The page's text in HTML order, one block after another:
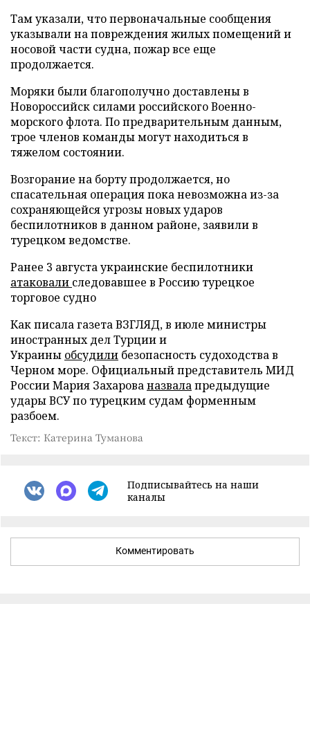
Там указали, что первоначальные сообщения
указывали на повреждения жилых помещений и
носовой части судна, пожар все еще
продолжается.
Моряки были благополучно доставлены в
Новороссийск силами российского Военно-
морского флота. По предварительным данным,
трое членов команды могут находиться в
тяжелом состоянии.
Возгорание на борту продолжается, но
спасательная операция пока невозможна из-за
сохраняющейся угрозы новых ударов
беспилотников в данном районе, заявили в
турецком ведомстве.
Ранее 3 августа украинские беспилотники
атаковали следовавшее в Россию турецкое
торговое судно
Как писала газета ВЗГЛЯД, в июле министры
иностранных дел Турции и
Украины обсудили безопасность судоходства в
Черном море. Официальный представитель МИД
России Мария Захарованазвалапредыдущие
удары ВСУ по турецким судам форменным
разбоем.
Текст: Катерина Туманова
Подписывайтесь на наши
каналы
Комментировать